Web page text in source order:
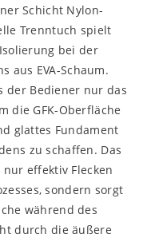
Schicht Nylon-
Trenntuch spielt
bei der
aus EVA-Schaum.
der Bediener nur das
die GFK-Oberfläche
glattes Fundament
zu schaffen. Das
effektiv Flecken
sondern sorgt
während des
durch die äußere